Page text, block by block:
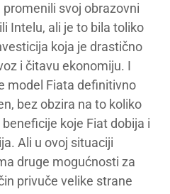
svoj obrazovni
Intelu, ali je to bila toliko
koja je drastično
i čitavu ekonomiju. I
model Fiata definitivno
bez obzira na to koliko
koje Fiat dobija i
Ali u ovoj situaciji
druge mogućnosti za
privuče velike strane